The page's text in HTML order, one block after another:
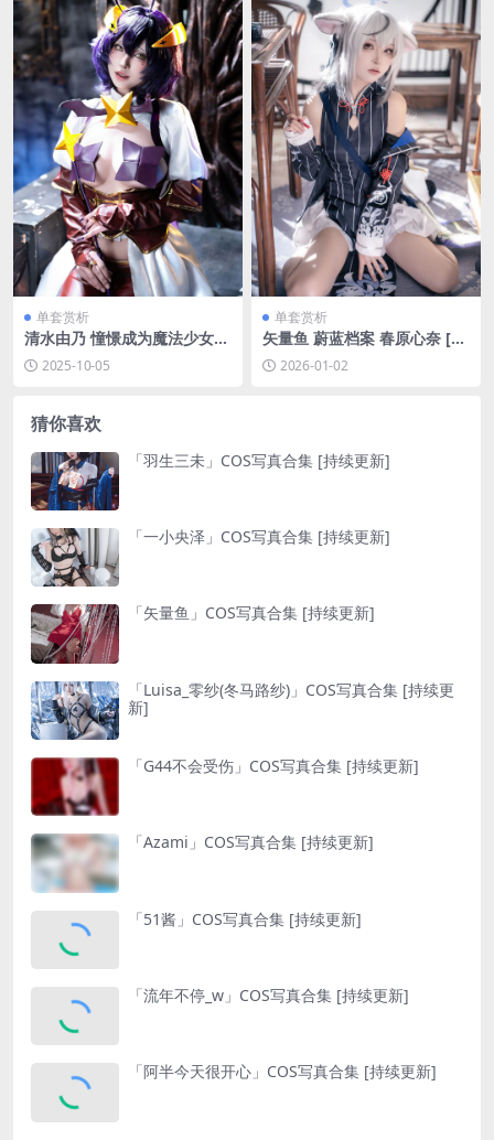
单套赏析
清水由乃 憧憬成为魔法少女
柊舞缇娜+阿良河琪舞 (&猪突
猛蛋)[71P-1V-1.71G]
2025-10-05
单套赏析
矢量鱼 蔚蓝档案 春原心奈 [33
P-266MB]
2026-01-02
猜你喜欢
「羽生三未」COS写真合集 [持续更新]
「一小央泽」COS写真合集 [持续更新]
「矢量鱼」COS写真合集 [持续更新]
「Luisa_零纱(冬马路纱)」COS写真合集 [持续更
新]
「G44不会受伤」COS写真合集 [持续更新]
「Azami」COS写真合集 [持续更新]
「51酱」COS写真合集 [持续更新]
「流年不停_w」COS写真合集 [持续更新]
「阿半今天很开心」COS写真合集 [持续更新]